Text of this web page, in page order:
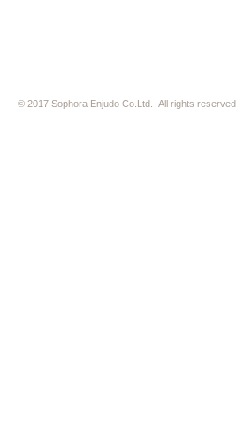
© 2017 Sophora Enjudo Co.Ltd. All rights reserved.